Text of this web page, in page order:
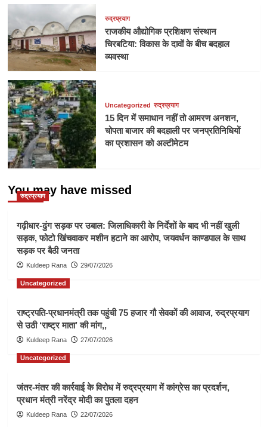
रुद्रप्रयाग
राजकीय औद्योगिक प्रशिक्षण संस्थान
चिरबटिया: विकास के दावों के बीच बदहाल
व्यवस्था
Uncategorized रुद्रप्रयाग
15 दिन में समाधान नहीं तो आमरण अनशन,
चोपता बाजार की बदहाली पर जनप्रतिनिधियों
का प्रशासन को अल्टीमेटम
You may have missed
रुद्रप्रयाग
गढ़ीधार-ढुंग सड़क पर उबाल: जिलाधिकारी के निर्देशों के बाद भी नहीं खुली
सड़क, फोटो खिंचवाकर मशीन हटाने का आरोप, जयवर्धन काण्डपाल के साथ
सड़क पर बैठी जनता
Kuldeep Rana 29/07/2026
Uncategorized
राष्ट्रपति-प्रधानमंत्री तक पहुंची 75 हजार गौ सेवकों की आवाज, रुद्रप्रयाग
से उठी ‘राष्ट्र माता’ की मांग,,
Kuldeep Rana 27/07/2026
Uncategorized
जंतर-मंतर की कार्रवाई के विरोध में रुद्रप्रयाग में कांग्रेस का प्रदर्शन,
प्रधान मंत्री नरेंद्र मोदी का पुतला दहन
Kuldeep Rana 22/07/2026